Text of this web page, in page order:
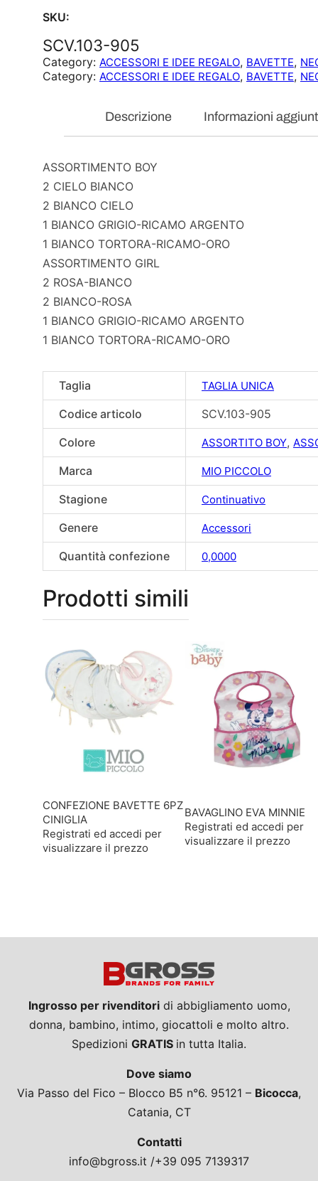
SKU:
SCV.103-905
Category: ACCESSORI E IDEE REGALO, BAVETTE,
Category: ACCESSORI E IDEE REGALO, BAVETTE,
Descrizione Informazioni
ASSORTIMENTO BOY
2 CIELO BIANCO
2 BIANCO CIELO
1 BIANCO GRIGIO-RICAMO ARGENTO
1 BIANCO TORTORA-RICAMO-ORO
ASSORTIMENTO GIRL
2 ROSA-BIANCO
2 BIANCO-ROSA
1 BIANCO GRIGIO-RICAMO ARGENTO
1 BIANCO TORTORA-RICAMO-ORO
Taglia TAGLIA UNICA
Codice articolo
SCV.103-905
Colore
ASSORTITO BOY,
Marca MIO PICCOLO
Stagione Continuativo
Genere Accessori
Quantità confezione 0,0000
Prodotti simili
CONFEZIONE BAVETTE 6PZ
CINIGLIA
Registrati ed accedi per
visualizzare il prezzo
BAVAGLINO EVA MINNIE
Registrati ed accedi per
visualizzare il prezzo
Ingrosso per rivenditoridi abbigliamento uomo,
donna, bambino, intimo, giocattoli e molto altro.
Spedizioni GRATIS in tutta Italia.
Dove siamo
Via Passo del Fico – Blocco B5 n°6. 95121 – Bicocca,
Catania, CT
Contatti
info@bgross.it /+39 095 7139317